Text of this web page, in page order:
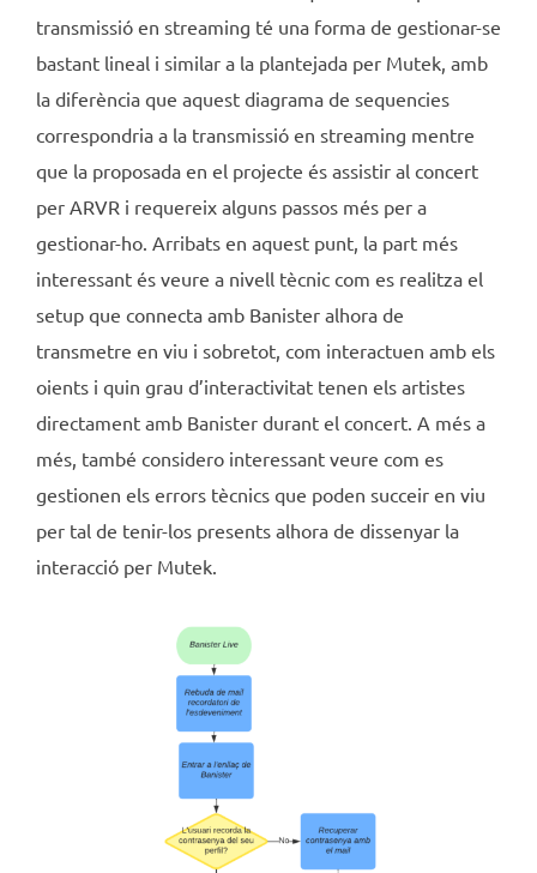
transmissió en streaming té una forma de gestionar-se
bastant lineal i similar a la plantejada per Mutek, amb
la diferència que aquest diagrama de sequencies
correspondria a la transmissió en streaming mentre
que la proposada en el projecte és assistir al concert
per ARVR i requereix alguns passos més per a
gestionar-ho. Arribats en aquest punt, la part més
interessant és veure a nivell tècnic com es realitza el
setup que connecta amb Banister alhora de
transmetre en viu i sobretot, com interactuen amb els
oients i quin grau d’interactivitat tenen els artistes
directament amb Banister durant el concert. A més a
més, també considero interessant veure com es
gestionen els errors tècnics que poden succeir en viu
per tal de tenir-los presents alhora de dissenyar la
interacció per Mutek.